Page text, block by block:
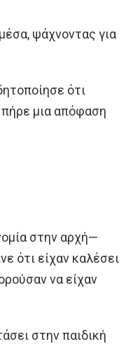
ψάχνοντας για
ότι
πήρε μια απόφαση
στην αρχή—
ότι είχαν καλέσει
να είχαν
στην παιδική